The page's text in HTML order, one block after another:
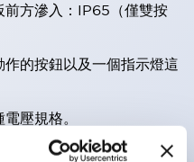
前方滲入：IP65（僅雙按
的按鈕以及一個指示燈這
壓規格。
色（LSRD 燈泡）。以往